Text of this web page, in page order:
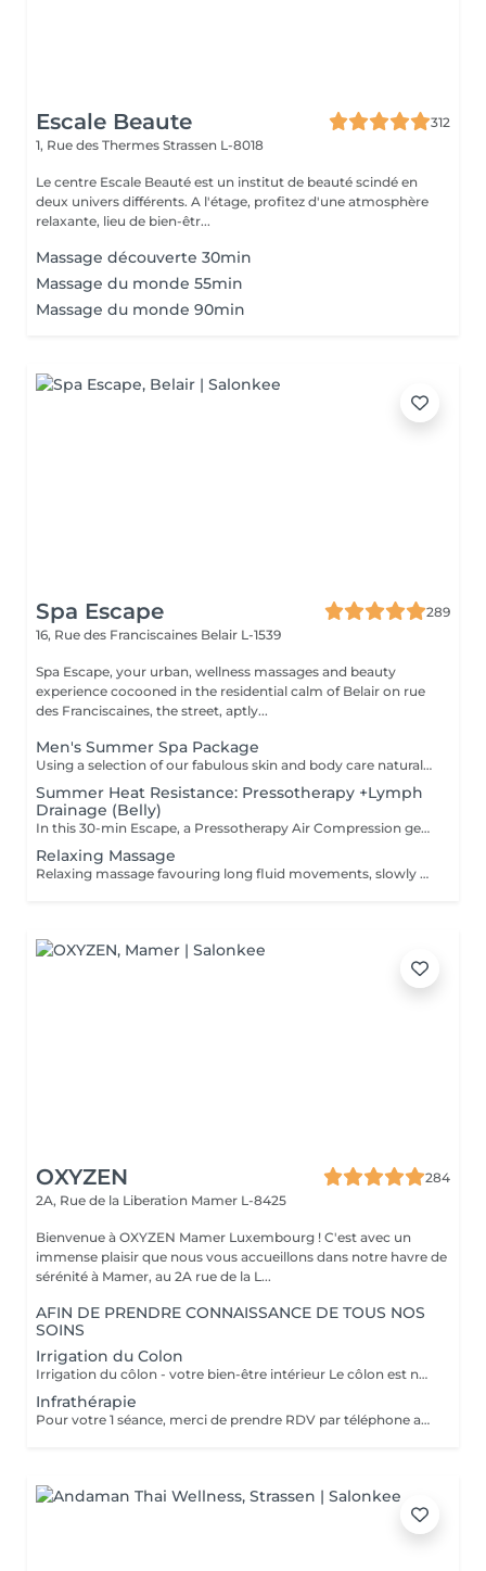
Escale Beaute
312
1, Rue des Thermes Strassen L-8018
Le centre Escale Beauté est un institut de beauté scindé en
deux univers différents. A l'étage, profitez d'une atmosphère
relaxante, lieu de bien-êtr...
Massage découverte 30min
Massage du monde 55min
Massage du monde 90min
Spa Escape
289
16, Rue des Franciscaines Belair L-1539
Spa Escape, your urban, wellness massages and beauty
experience cocooned in the residential calm of Belair on rue
des Franciscaines, the street, aptly...
Men's Summer Spa Package
Using a selection of our fabulous skin and body care natural and organic products, we provide you with a Kanzu foot bath and massage while you sip on a thyme and cucumber Sparkling Water concoction (optional). Then feel the tension and stress melt away from your face, neck, shoulders and scalp as you lay back and experience an upper body massage followed by an intoxicating, hot-towel face treatment ending with a calming hair and scalp massage.
Summer Heat Resistance: Pressotherapy +Lymph
Drainage (Belly)
In this 30-min Escape, a Pressotherapy Air Compression gently tightens & relaxes the legs to boosts lymphatic drainage and reduces water retention. We add a Lymphatic Drainage Belly Massage to soothe tension and/or toxins caught in the tummy area. Your legs, and feet feel lighter, your body feels less bloated. This offer is available on Tuesday to Thursday from 10 to 3pm.
Relaxing Massage
Relaxing massage favouring long fluid movements, slowly enveloping your body for profound calm of your body and mind. No detailed muscle work is involved. The massage commences with an essential oil foot refresher which is necessary to release tension. *Light to medium pressure.
OXYZEN
284
2A, Rue de la Liberation Mamer L-8425
Bienvenue à OXYZEN Mamer Luxembourg ! C'est avec un
immense plaisir que nous vous accueillons dans notre havre de
sérénité à Mamer, au 2A rue de la L...
AFIN DE PRENDRE CONNAISSANCE DE TOUS NOS
SOINS
Irrigation du Colon
Irrigation du côlon - votre bien-être intérieur Le côlon est notre deuxième cerveau : pour une véritable harmonie, il est essentiel de prendre soin à la fois de son mental et de sa digestion. Une séance se déroule en deux temps : - Un échange personnalisé sur votre hygiène de vie, afin de vous donner des conseils alimentaires adaptés.( + ou - 30 minutes) - La séance d'irrigation ( + ou - 45 minutes), réalisée en douceur avec un appareil spécialisé, pour purifier et régénérer votre système digestif. Bienfaits : * Soulage ballonnements et lourdeurs * Améliore le transit * Élimine gaz et fermentations * Favorise une flore intestinale équilibrée * Apporte légèreté, vitalité et détente L'extérieur reflète l'intérieur : une peau lumineuse et un bien-être visible commencent par un côlon équilibré. Pour plus d'informations, consultez notre site : https://www.oxyzen.lu/massages/irrigation-du-colon.html
Infrathérapie
Pour votre 1 séance, merci de prendre RDV par téléphone afin que nous puissions définir ensemble le programme le plus adapté à vos attentes : +352 661 271 063 Infrathérapie Vital Dome une chaleur douce et profonde Souvent comparée au sauna, l'infrathérapie est différente : elle utilise les infrarouges longs (sans lumière, chaleur progressive). Résultat : une élimination jusqu'à 20 fois plus de toxines et metaux lourds qu'un sauna classique, tout en apportant confort et détente. Bienfaits : * Détox : élimine toxines et métaux lourds, relance le drainage, oxygène les tissus. * Beauté : raffermit, régénère la peau, atténue rides et cellulite. * Relaxation : réduit stress, tensions nerveuses et améliore le sommeil. * Sport : récupération, oxygénation musculaire, réduit courbatures et raideurs. * Santé : stimule l'immunité, apaise douleurs articulaires et rhumatismes. * Saisons : en hiver, réchauffe durablement et prévient les maux ; en été, soulage jambes lourdes et rétention d'eau. Avec ses 38 programmes personnalisés, l'infrathérapie s'adapte à vos besoins Cure conseillée : 1 à 2 séances par semaine pendant 5 semaines, puis 1 toutes les 1 à 2 semaines. Tarifs : séance 45 min 49€ | séance 60 min 59€ | forfaits disponibles : Séances de 45 min 5 séances : 200€ 10 séances : 350€ 20 séances : 600€ Séances de 60 min. 1 séance de 1h : 59€ 5 séances : 240€ 10 séances : 475€ 20 séances : 850€ Pour plus d'informations, consultez notre site : https://www.oxyzen.lu/massages/infratherapie.html